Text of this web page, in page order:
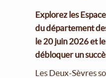
Explorez les
du département
le 20 juin 2026 et
débloquer un
Les Deux-Sèvres